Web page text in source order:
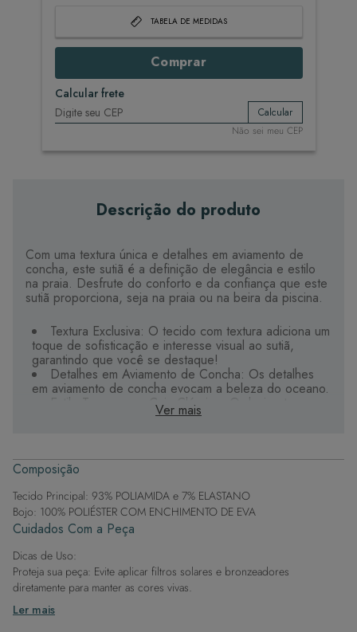
TABELA DE MEDIDAS
Comprar
Calcular frete
Calcular
Não sei meu CEP
Descrição do produto
Com uma textura única e detalhes em aviamento de
concha, este sutiã é a definição de elegância e estilo
na praia. Desfrute do conforto e da confiança que este
sutiã proporciona, seja na praia ou na beira da piscina.
Textura Exclusiva: O tecido com textura adiciona um
toque de sofisticação e interesse visual ao sutiã,
garantindo que você se destaque!
Detalhes em Aviamento de Concha: Os detalhes
em aviamento de concha evocam a beleza do oceano.
Estilo Tomara que Caia Clássico: O design tomara
que caia é atemporal e versátil, proporcionando um
Construção de Qualidade: Fabricado com materiais
de alta qualidade e acabamento impecável, este sutiã
oferece durabilidade e suporte confiável.
Suporte Firme: A estrutura tomara que caia
proporciona suporte firme e modelagem natural,
garantindo um ajuste perfeito e seguro.
cuidadosamente trabalhados, adicionam um toque de
elegância e sofisticação ao sutiã, tornando-o uma
escolha requintada para o seu verão.
Ver mais
Composição
Tecido Principal: 93% POLIAMIDA e 7% ELASTANO
Bojo: 100% POLIÉSTER COM ENCHIMENTO DE EVA
Cuidados Com a Peça
Dicas de Uso:
Proteja sua peça: Evite aplicar filtros solares e bronzeadores
diretamente para manter as cores vivas.
Após a piscina: Lembre-se de que o cloro pode desgastar o tecido,
então enxague após sair da água.
Ler mais